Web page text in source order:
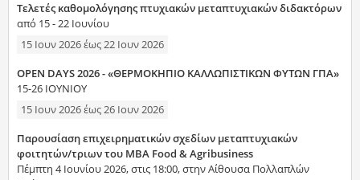
Τελετές καθομολόγησης πτυχιακών μεταπτυχιακών διδακτόρων
από 15 - 22 Ιουνίου
15 Ιουν 2026έως22 Ιουν 2026
OPEN DAYS 2026 - «ΘΕΡΜΟΚΗΠΙΟ ΚΑΛΛΩΠΙΣΤΙΚΩΝ ΦΥΤΩΝ ΓΠΑ»
15-26 ΙΟΥΝΙΟΥ
15 Ιουν 2026έως26 Ιουν 2026
Παρουσίαση επιχειρηματικών σχεδίων μεταπτυχιακών
φοιτητών/τριων του MBA Food & Agribusiness
Πέμπτη 4 Ιουνίου 2026, στις 18:00, στην Αίθουσα Πολλαπλών